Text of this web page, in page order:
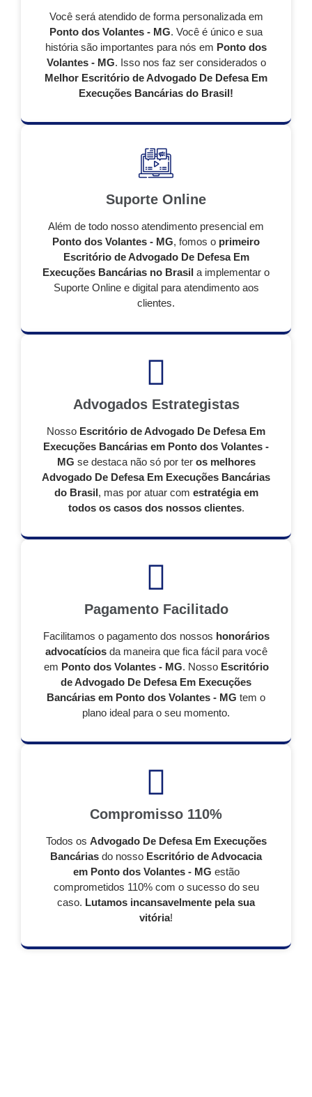
Você será atendido de forma personalizada em
Ponto dos Volantes - MG. Você é único e sua
história são importantes para nós em Ponto dos
Volantes - MG. Isso nos faz ser considerados o
Melhor Escritório de Advogado De Defesa Em
Execuções Bancárias do Brasil!
Suporte Online
Além de todo nosso atendimento presencial em
Ponto dos Volantes - MG, fomos o primeiro
Escritório de Advogado De Defesa Em
Execuções Bancárias no Brasil a implementar o
Suporte Online e digital para atendimento aos
clientes.
Advogados Estrategistas
Nosso Escritório de Advogado De Defesa Em
Execuções Bancárias em Ponto dos Volantes -
MG se destaca não só por ter os melhores
Advogado De Defesa Em Execuções Bancárias
do Brasil, mas por atuar com estratégia em
todos os casos dos nossos clientes.
Pagamento Facilitado
Facilitamos o pagamento dos nossos honorários
advocatíciosda maneira que fica fácil para você
em Ponto dos Volantes - MG. Nosso Escritório
de Advogado De Defesa Em Execuções
Bancárias em Ponto dos Volantes - MG tem o
plano ideal para o seu momento.
Compromisso 110%
Todos os Advogado De Defesa Em Execuções
Bancárias do nosso Escritório de Advocacia
em Ponto dos Volantes - MG estão
comprometidos 110% com o sucesso do seu
caso. Lutamos incansavelmente pela sua
vitória!